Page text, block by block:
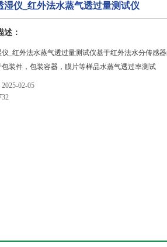
湿仪_红外法水蒸气透过量测试仪
述：
_红外法水蒸气透过量测试仪基于红外法水分传感
装件，包装容器，膜片等样品水蒸气透过率测试
02-05